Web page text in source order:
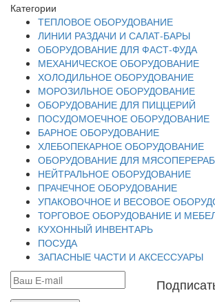
Категории
ТЕПЛОВОЕ ОБОРУДОВАНИЕ
ЛИНИИ РАЗДАЧИ И САЛАТ-БАРЫ
ОБОРУДОВАНИЕ ДЛЯ ФАСТ-ФУДА
МЕХАНИЧЕСКОЕ ОБОРУДОВАНИЕ
ХОЛОДИЛЬНОЕ ОБОРУДОВАНИЕ
МОРОЗИЛЬНОЕ ОБОРУДОВАНИЕ
ОБОРУДОВАНИЕ ДЛЯ ПИЦЦЕРИЙ
ПОСУДОМОЕЧНОЕ ОБОРУДОВАНИЕ
БАРНОЕ ОБОРУДОВАНИЕ
ХЛЕБОПЕКАРНОЕ ОБОРУДОВАНИЕ
ОБОРУДОВАНИЕ ДЛЯ
НЕЙТРАЛЬНОЕ ОБОРУДОВАНИЕ
ПРАЧЕЧНОЕ ОБОРУДОВАНИЕ
УПАКОВОЧНОЕ И ВЕСОВОЕ
ТОРГОВОЕ ОБОРУДОВАНИЕ И
КУХОННЫЙ ИНВЕНТАРЬ
ПОСУДА
ЗАПАСНЫЕ ЧАСТИ И АКСЕССУАРЫ